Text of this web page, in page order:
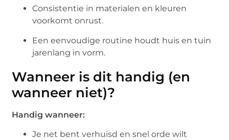
Consistentie in materialen en kleuren
voorkomt onrust.
Een eenvoudige routine houdt huis en tuin
jarenlang in vorm.
Wanneer is dit handig (en
wanneer niet)?
Handig wanneer:
Je net bent verhuisd en snel orde wilt